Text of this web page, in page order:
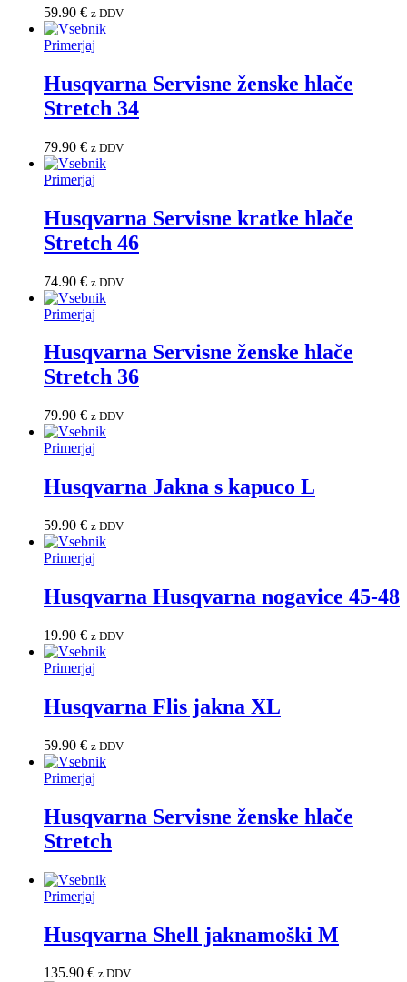
59.90 € z DDV
Primerjaj
Husqvarna Servisne ženske hlače
Stretch 34
79.90 € z DDV
Primerjaj
Husqvarna Servisne kratke hlače
Stretch 46
74.90 € z DDV
Primerjaj
Husqvarna Servisne ženske hlače
Stretch 36
79.90 € z DDV
Primerjaj
Husqvarna Jakna s kapuco L
59.90 € z DDV
Primerjaj
Husqvarna Husqvarna nogavice 45-48
19.90 € z DDV
Primerjaj
Husqvarna Flis jakna XL
59.90 € z DDV
Primerjaj
Husqvarna Servisne ženske hlače
Stretch
Primerjaj
Husqvarna Shell jaknamoški M
135.90 € z DDV